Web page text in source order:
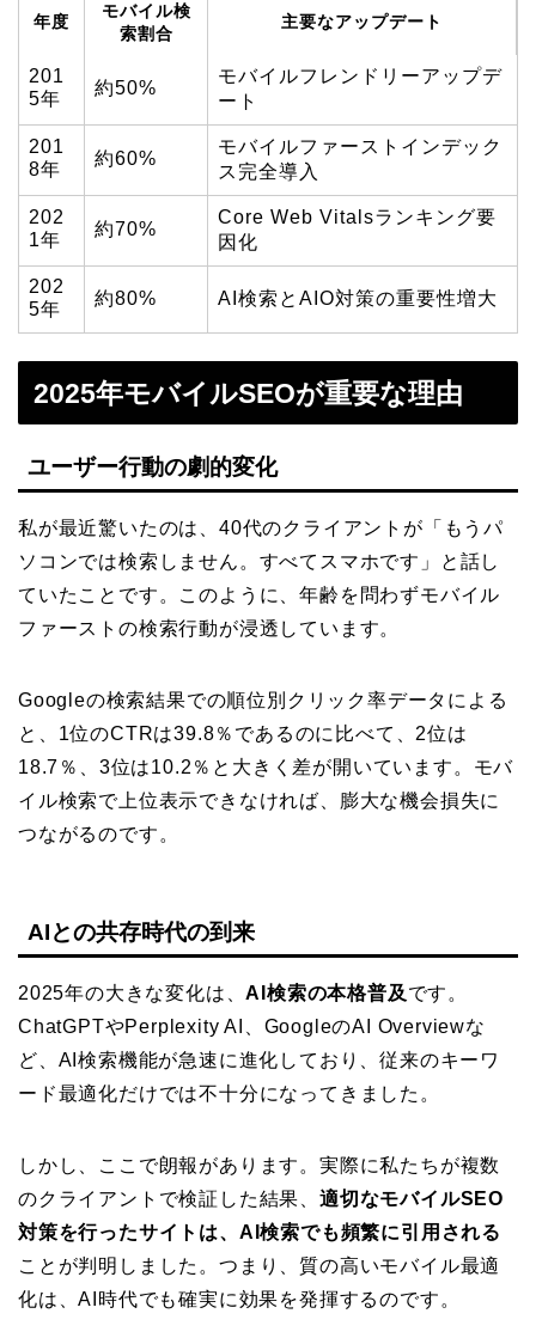
年度
モバイル検
索割合
主要なアップデート
201
5年
約50%
モバイルフレンドリーアップデ
ート
201
8年
約60%
モバイルファーストインデック
ス完全導入
202
1年
約70%
Core Web Vitalsランキング要
因化
202
5年
約80% AI検索とAIO対策の重要性増大
2025年モバイルSEOが重要な理由
ユーザー行動の劇的変化
私が最近驚いたのは、40代のクライアントが「もうパ
ソコンでは検索しません。すべてスマホです」と話し
ていたことです。このように、年齢を問わずモバイル
ファーストの検索行動が浸透しています。
Googleの検索結果での順位別クリック率データによる
と、1位のCTRは39.8％であるのに比べて、2位は
18.7％、3位は10.2％と大きく差が開いています。モバ
イル検索で上位表示できなければ、膨大な機会損失に
つながるのです。
AIとの共存時代の到来
2025年の大きな変化は、AI検索の本格普及 です。
ChatGPTやPerplexity AI、GoogleのAI Overviewな
ど、AI検索機能が急速に進化しており、従来のキーワ
ード最適化だけでは不十分になってきました。
しかし、ここで朗報があります。実際に私たちが複数
のクライアントで検証した結果、 適切なモバイルSEO
対策を行ったサイトは、AI検索でも頻繁に引用される
ことが判明しました。つまり、質の高いモバイル最適
化は、AI時代でも確実に効果を発揮するのです。